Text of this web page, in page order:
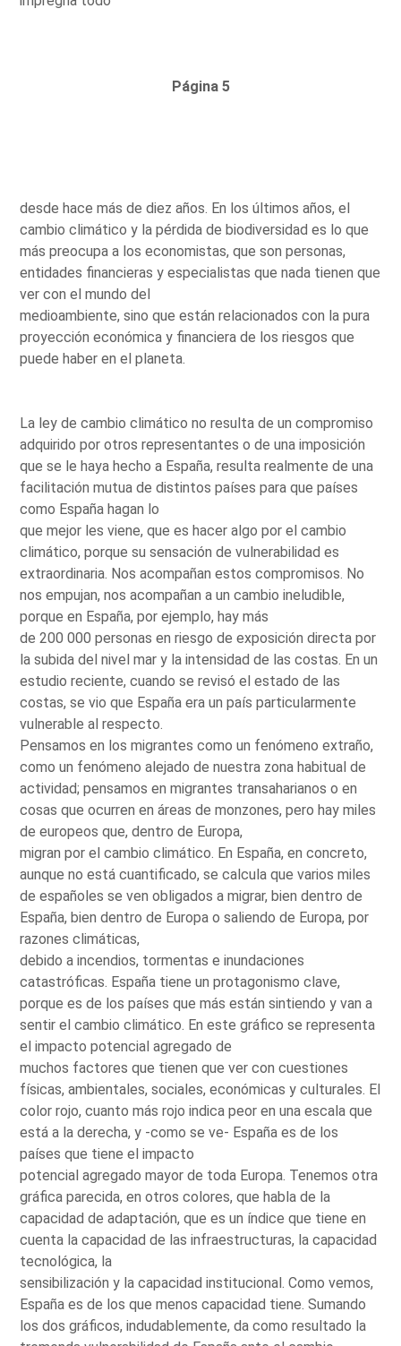
Página 5
desde hace más de diez años. En los últimos años, el
cambio climático y la pérdida de biodiversidad es lo que
más preocupa a los economistas, que son personas,
entidades financieras y especialistas que nada tienen que
ver con el mundo del
medioambiente, sino que están relacionados con la pura
proyección económica y financiera de los riesgos que
puede haber en el planeta.
La ley de cambio climático no resulta de un compromiso
adquirido por otros representantes o de una imposición
que se le haya hecho a España, resulta realmente de una
facilitación mutua de distintos países para que países
como España hagan lo
que mejor les viene, que es hacer algo por el cambio
climático, porque su sensación de vulnerabilidad es
extraordinaria. Nos acompañan estos compromisos. No
nos empujan, nos acompañan a un cambio ineludible,
porque en España, por ejemplo, hay más
de 200 000 personas en riesgo de exposición directa por
la subida del nivel mar y la intensidad de las costas. En un
estudio reciente, cuando se revisó el estado de las
costas, se vio que España era un país particularmente
vulnerable al respecto.
Pensamos en los migrantes como un fenómeno extraño,
como un fenómeno alejado de nuestra zona habitual de
actividad; pensamos en migrantes transaharianos o en
cosas que ocurren en áreas de monzones, pero hay miles
de europeos que, dentro de Europa,
migran por el cambio climático. En España, en concreto,
aunque no está cuantificado, se calcula que varios miles
de españoles se ven obligados a migrar, bien dentro de
España, bien dentro de Europa o saliendo de Europa, por
razones climáticas,
debido a incendios, tormentas e inundaciones
catastróficas. España tiene un protagonismo clave,
porque es de los países que más están sintiendo y van a
sentir el cambio climático. En este gráfico se representa
el impacto potencial agregado de
muchos factores que tienen que ver con cuestiones
físicas, ambientales, sociales, económicas y culturales. El
color rojo, cuanto más rojo indica peor en una escala que
está a la derecha, y -como se ve- España es de los
países que tiene el impacto
potencial agregado mayor de toda Europa. Tenemos otra
gráfica parecida, en otros colores, que habla de la
capacidad de adaptación, que es un índice que tiene en
cuenta la capacidad de las infraestructuras, la capacidad
tecnológica, la
sensibilización y la capacidad institucional. Como vemos,
España es de los que menos capacidad tiene. Sumando
los dos gráficos, indudablemente, da como resultado la